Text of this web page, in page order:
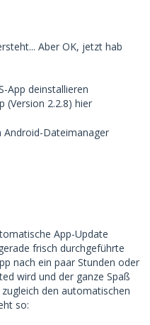
Aber OK, jetzt hab
App deinstallieren
(Version 2.2.8) hier
Dateimanager
App-Update
frisch durchgeführte
nach ein paar Stunden oder
wird und der ganze Spaß
den automatischen
so: